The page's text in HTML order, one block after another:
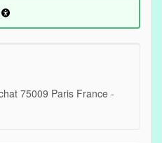
ODASCE - 24 rue Chauchat 75009 Paris France -